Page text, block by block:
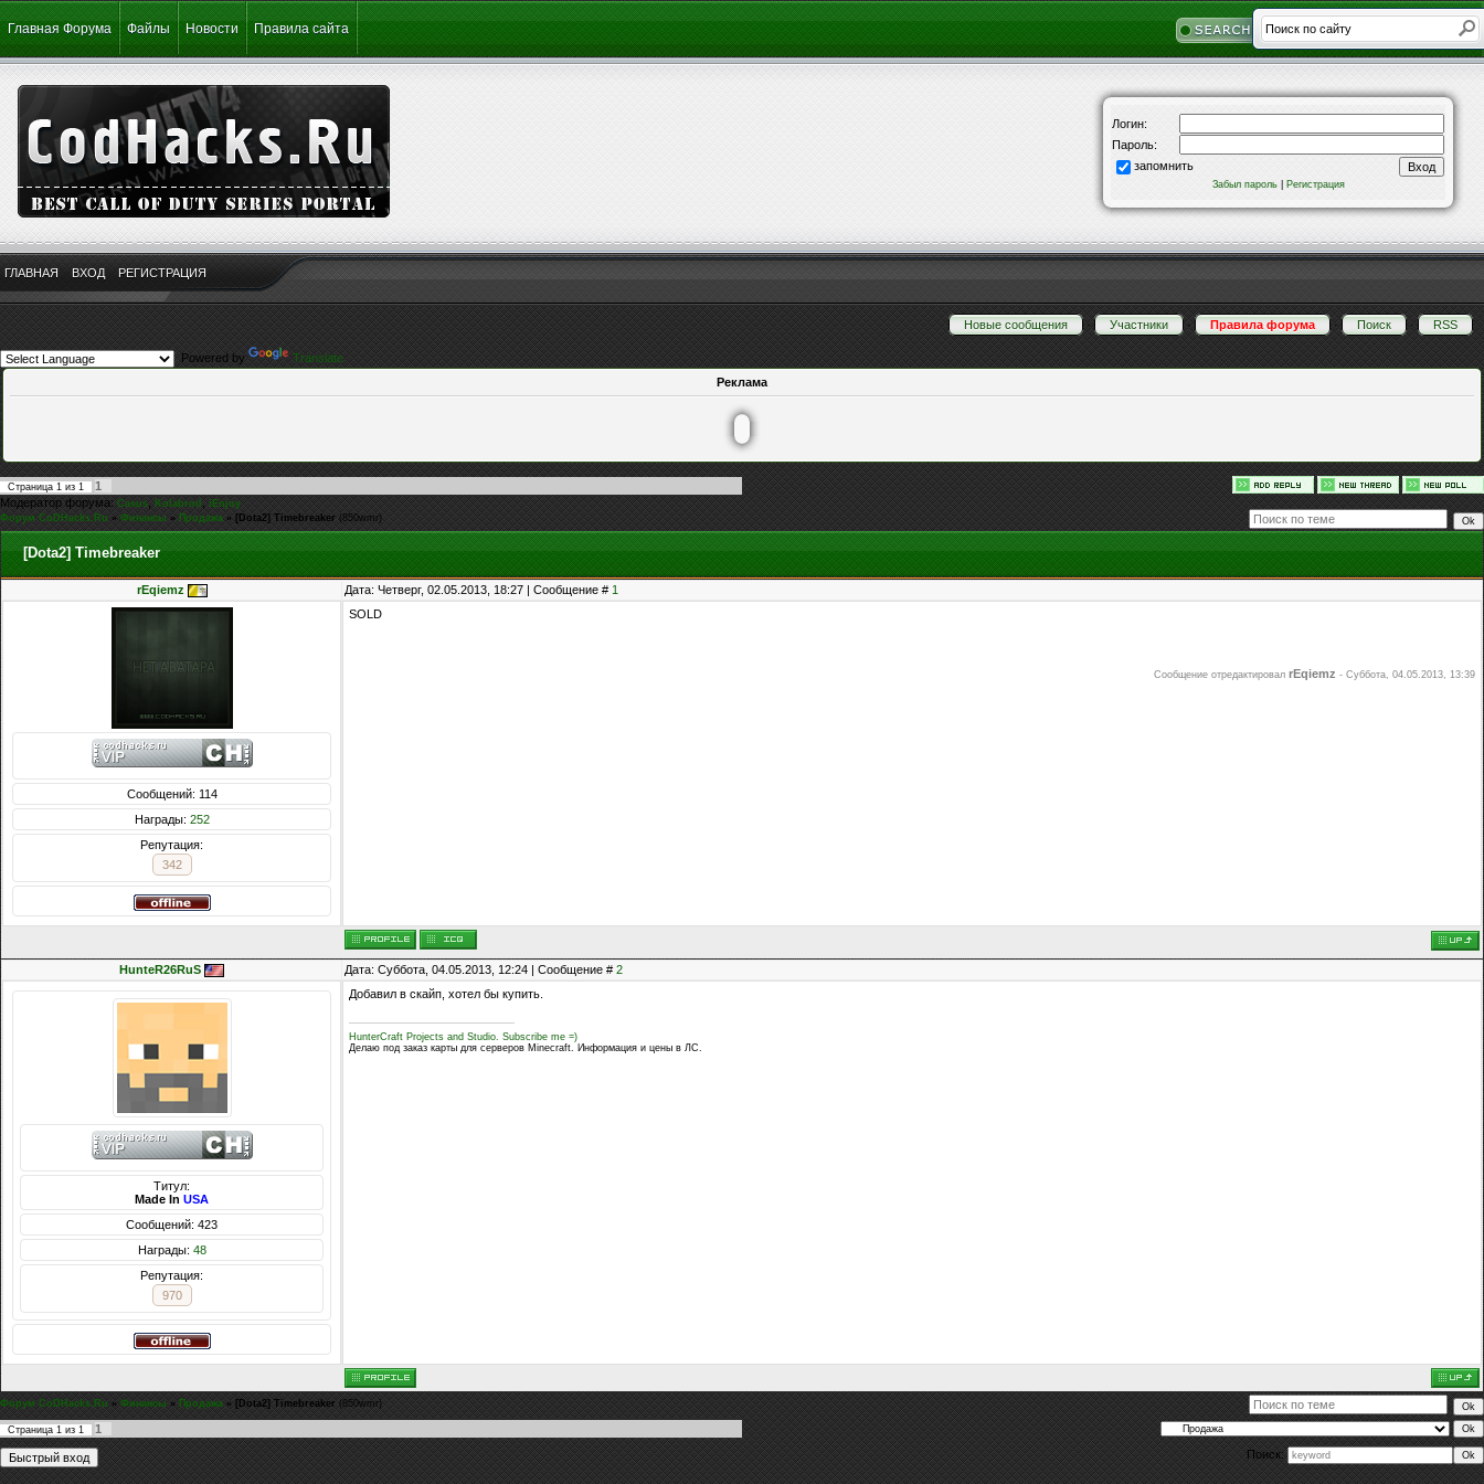
Главная Форума Файлы Новости Правила сайта
ГЛАВНАЯ ВХОД РЕГИСТРАЦИЯ
Логин:
Пароль:
запомнить
Забыл пароль| Регистрация
Новые сообщения · Участники · Правила форума · Поиск · RSS
Powered by
Translate
Реклама
Страница 1 из 1
1
Модератор форума:Casus, Kolabrod,iEnjoy
Форум CoDHacks.Ru » Финансы » Продажа » [Dota2] Timebreaker (850wmr)
[Dota2] Timebreaker
rEqiemz Дата: Четверг, 02.05.2013, 18:27 | Сообщение # 1
Сообщений: 114
Награды: 252
Репутация:
342
SOLD
Сообщение отредактировал rEqiemz - Суббота, 04.05.2013, 13:39
HunteR26RuS Дата: Суббота, 04.05.2013, 12:24 | Сообщение # 2
Титул:
Made In USA
Сообщений: 423
Награды: 48
Репутация:
970
Добавил в скайп, хотел бы купить.
HunterCraft Projects and Studio. Subscribe me =)
Делаю под заказ карты для серверов Minecraft. Информация и цены в ЛС.
Форум CoDHacks.Ru » Финансы » Продажа » [Dota2] Timebreaker (850wmr)
Страница 1 из 1
1
Поиск: